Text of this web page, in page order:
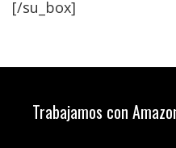
[/su_box]
Trabajamos con